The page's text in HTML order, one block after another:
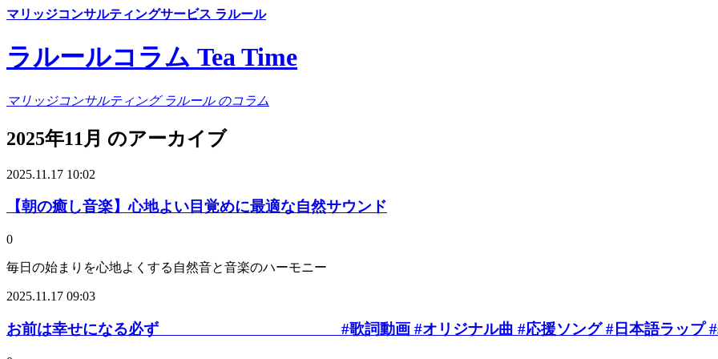
マリッジコンサルティングサービス ラルール
ラルールコラム Tea Time
マリッジコンサルティング ラルール のコラム
2025年11月 のアーカイブ
2025.11.17 10:02
【朝の癒し音楽】心地よい目覚めに最適な自然サウンド
0
毎日の始まりを心地よくする自然音と音楽のハーモニー
2025.11.17 09:03
お前は幸せになる必ず #歌詞動画 #オリジナル曲 #応援ソング #日本語ラップ